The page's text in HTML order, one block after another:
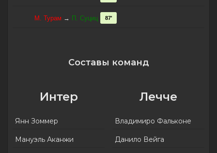
М. Турам → П. Суциц 87'
Составы команд
Интер
Янн Зоммер
Мануэль Аканжи
Лечче
Владимиро Фальконе
Данило Вейга